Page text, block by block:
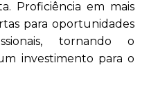
Proficiência em mais
para oportunidades
tornando o
investimento para o